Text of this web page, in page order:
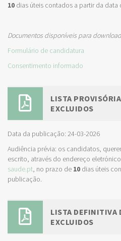
10 dias úteis contados a partir da data
Documentos disponíveis para
Formulário de candidatura
Consentimento informado
LISTA
EXCLUIDOS
Data da publicação: 24-03-2026
Audiência prévia: os candidatos,
escrito, através do endereço eletrónico
saude.pt, no prazo de 10 dias úteis
publicação.
LISTA DEFINITIVA
EXCLUIDOS